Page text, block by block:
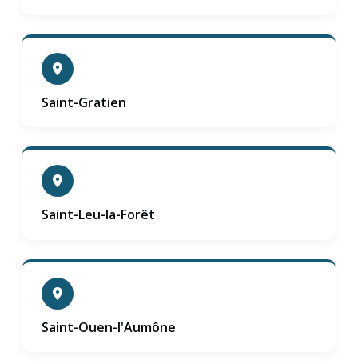
Saint-Gratien
Saint-Leu-la-Forêt
Saint-Ouen-l'Aumône